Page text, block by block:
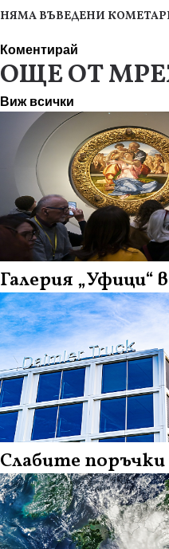
НЯМА ВЪВЕДЕНИ
Коментирай
ОЩЕ ОТ
Виж всички
Галерия „Уфици“
Слабите